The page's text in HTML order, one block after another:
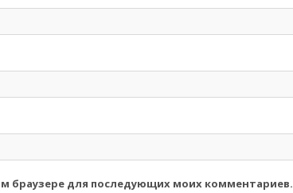
браузере для последующих моих комментариев.